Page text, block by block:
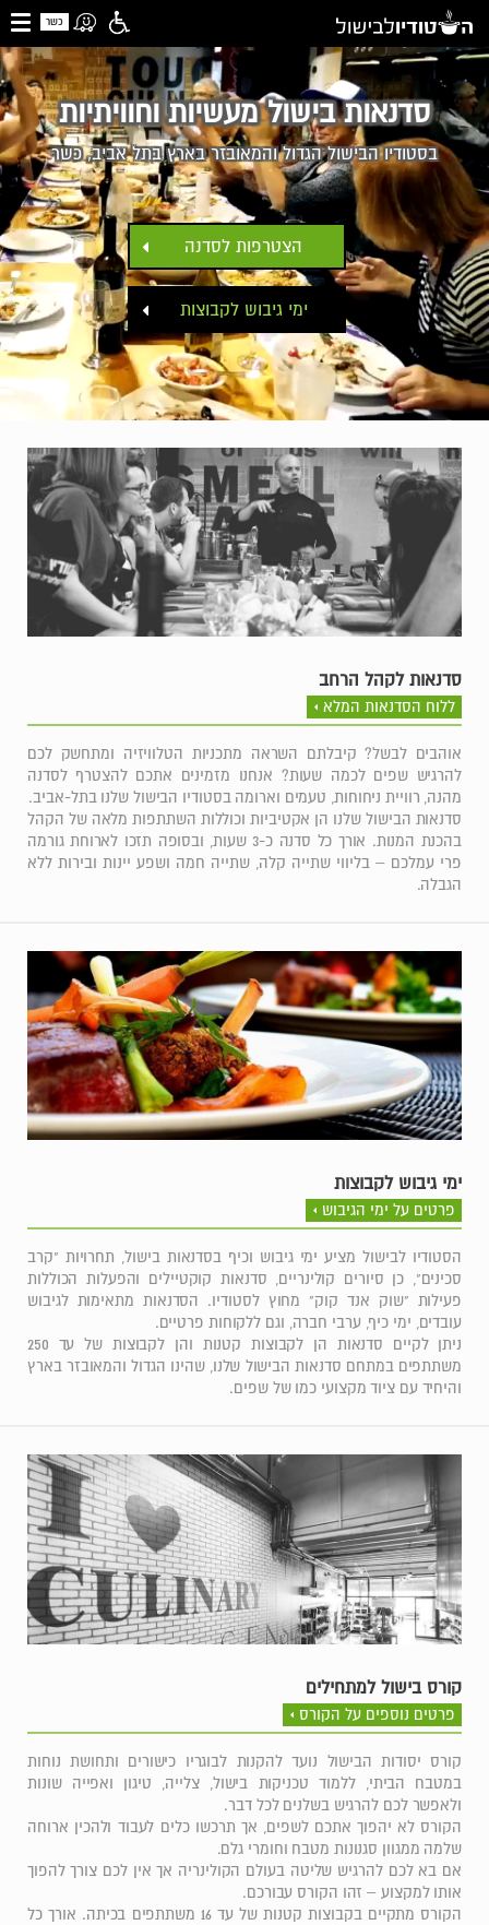
כשר
סדנאות בישול מעשיות וחוויתיות
בסטודיו הבישול הגדול והמאובזר בארץ בתל אביב, כשר
ימי גיבוש לקבוצות
הצטרפות לסדנה
סדנאות לקהל הרחב
ללוח הסדנאות המלא
אוהבים לבשל? קיבלתם השראה מתכניות הטלוויזיה ומתחשק לכם
להרגיש שפים לכמה שעות? אנחנו מזמינים אתכם להצטרף לסדנה
מהנה, רוויית ניחוחות, טעמים וארומה בסטודיו הבישול שלנו בתל-אביב.
סדנאות הבישול שלנו הן אקטיביות וכוללות השתתפות מלאה של הקהל
בהכנת המנות. אורך כל סדנה כ-3 שעות, ובסופה תזכו לארוחת גורמה
פרי עמלכם – בליווי שתייה קלה, שתייה חמה ושפע יינות ובירות ללא
הגבלה.
ימי גיבוש לקבוצות
פרטים על ימי הגיבוש
הסטודיו לבישול מציע ימי גיבוש וכיף בסדנאות בישול, תחרויות "קרב
סכינים", כן סיורים קולינריים, סדנאות קוקטיילים והפעלות הכוללות
פעילות "שוק אנד קוק" מחוץ לסטודיו. הסדנאות מתאימות לגיבוש
עובדים, ימי כיף, ערבי חברה, וגם ללקוחות פרטיים.
ניתן לקיים סדנאות הן לקבוצות קטנות והן לקבוצות של עד 250
משתתפים במתחם סדנאות הבישול שלנו, שהינו הגדול והמאובזר בארץ
והיחיד עם ציוד מקצועי כמו של שפים.
קורס בישול למתחילים
פרטים נוספים על הקורס
קורס יסודות הבישול נועד להקנות לבוגריו כישורים ותחושת נוחות
במטבח הביתי, ללמוד טכניקות בישול, צלייה, טיגון ואפייה שונות
ולאפשר לכם להרגיש בשלנים לכל דבר.
הקורס לא יהפוך אתכם לשפים, אך תרכשו כלים לעבוד ולהכין ארוחה
שלמה ממגוון סגנונות מטבח וחומרי גלם.
אם בא לכם להרגיש שליטה בעולם הקולינריה אך אין לכם צורך להפוך
אותו למקצוע – זהו הקורס עבורכם.
הקורס מתקיים בקבוצות קטנות של עד 16 משתתפים בכיתה. אורך כל